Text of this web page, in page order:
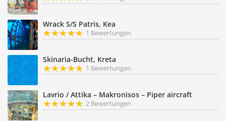
Wrack S/S Patris, Kea
1 Bewertungen
Skinaria-Bucht, Kreta
1 Bewertungen
Lavrio / Attika – Makronisos – Piper aircraft
2 Bewertungen